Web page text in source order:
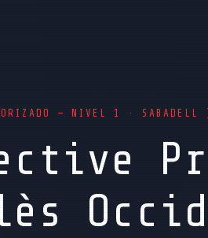
— NIVEL 1 · SABADELL ]